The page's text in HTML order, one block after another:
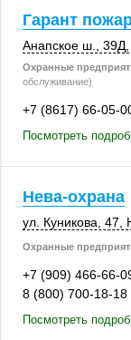
Гарант
Анапское ш. 39Д
Охранные
обслуживание)
+7 (8617) 66-05-
Посмотреть
Нева-охрана
ул. Куникова, 47
Охранные
+7 (909) 466-66-
8 (800) 700-18-18
Посмотреть